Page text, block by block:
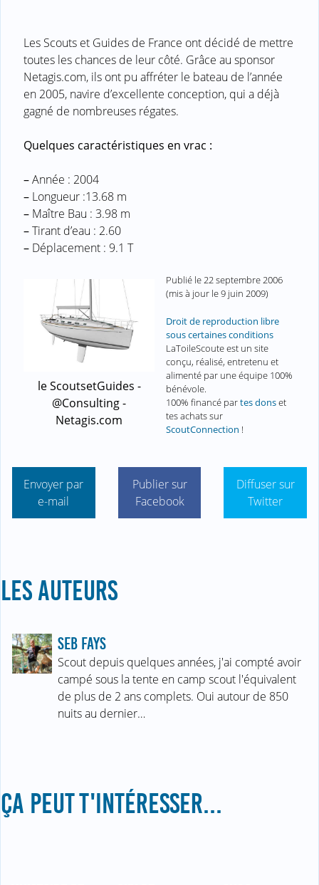
Les Scouts et Guides de France ont décidé de mettre
toutes les chances de leur côté. Grâce au sponsor
Netagis.com, ils ont pu affréter le bateau de l’année
en 2005, navire d’excellente conception, qui a déjà
gagné de nombreuses régates.
Quelques caractéristiques en vrac :
–Année : 2004
– Longueur :13.68 m
– Maître Bau : 3.98 m
–Tirant d’eau : 2.60
– Déplacement : 9.1 T
le ScoutsetGuides -
@Consulting -
Netagis.com
Publié le22 septembre 2006
(mis à jour le9 juin 2009)
Droit de reproduction libre
sous certaines conditions
LaToileScoute est un site
conçu, réalisé, entretenu et
alimenté par une équipe 100%
bénévole.
100% financé partes donset
tes achats sur
ScoutConnection !
Envoyer par
e-mail
Publier sur
Facebook
Diffuser sur
Twitter
LES AUTEURS
SEB FAYS
Scout depuis quelques années, j'ai compté avoir
campé sous la tente en camp scout l'équivalent
de plus de 2 ans complets. Oui autour de 850
nuits au dernier…
ÇA PEUT T'INTÉRESSER...